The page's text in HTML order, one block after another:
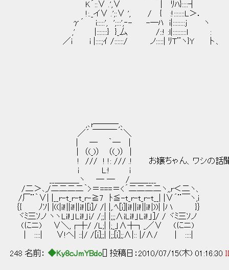
K´::∨ .',∨ | ﾘﾊ}::::┤
!:._イ∨ .';:∨ ', / { :!:::::::L＞．
γ´ i:::::', ';:::',‐- -―ﾊ i|::::::::j ヽ
,' |:::::::} }_厶 /::! :l|:::::::::l :
／i i |::::;ｲ /::::::/ ノ:::::| ﾘＴ¨ヽ}Y 卜、
,､r───,､
／´ ￣￣￣ ｀＼
| ― ｀― |
| （(_)） （(_)） |
! /// ! !: /// .! お嬢ちゃん、ワシの話聞いて
i L:! i
__＿＿＿ヽ ─ ─ /＿＿____
/二＞､,/二二二二｀>＝===＝<´二二二二ヽ,,r＜二ヽ、
/厂¨｀∨| |__r-t_r-t_r-≧7 ﾄ≦-t_r-t_r-t__| |∨´¨￣ヽ,i
｛{ ﾉｿ| |((|il!||il!||il!|[i]/ /| |,.ﾍ[i]|il!||il!||il!|))| |ハ }｝
ヾﾐ三ｿノ ヽヽLil!」Lil!」i/ /;;| |;;;∧iLil!」Lil!」]/ / ヾﾐ三ｿノ
(にニ) ∨＼,┌┼/ /L;| |;_」∧┼┐_／∨ (にニ)
| ::::| ∨!ヘ| ::|/ /[i];;| |;;[i];;∧|:: |/∧/ | ::::|
248 名前： ◆Ky8cJmYBdo [] 投稿日：2010/07/15(木) 01:16:30